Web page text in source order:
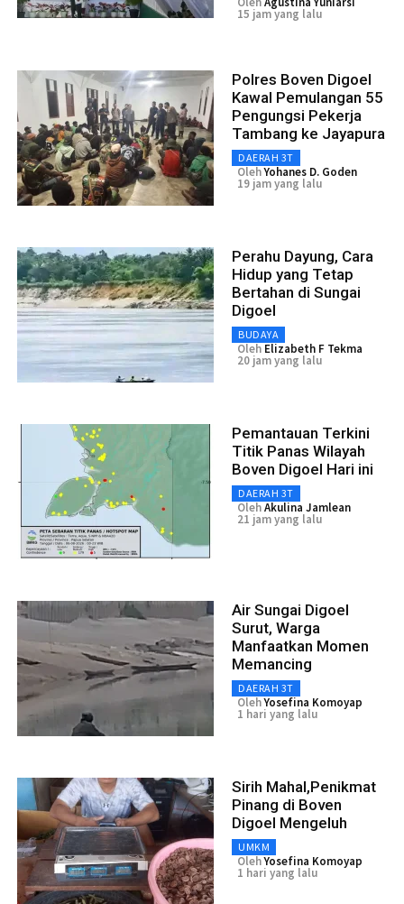
15 jam yang lalu
Polres Boven Digoel
Kawal Pemulangan 55
Pengungsi Pekerja
Tambang ke Jayapura
DAERAH 3T
OlehYohanes D. Goden
19 jam yang lalu
Perahu Dayung, Cara
Hidup yang Tetap
Bertahan di Sungai
Digoel
BUDAYA
Oleh Elizabeth F Tekma
20 jam yang lalu
Pemantauan Terkini
Titik Panas Wilayah
Boven Digoel Hari ini
DAERAH 3T
OlehAkulina Jamlean
21 jam yang lalu
Air Sungai Digoel
Surut, Warga
Manfaatkan Momen
Memancing
DAERAH 3T
OlehYosefina Komoyap
1 hari yang lalu
Sirih Mahal,Penikmat
Pinang di Boven
Digoel Mengeluh
UMKM
OlehYosefina Komoyap
1 hari yang lalu